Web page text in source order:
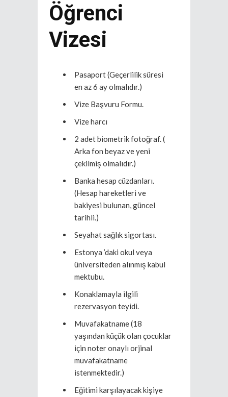
Öğrenci
Vizesi
Pasaport (Geçerlilik süresi
en az 6 ay olmalıdır.)
Vize Başvuru Formu.
Vize harcı
2 adet biometrik fotoğraf. (
Arka fon beyaz ve yeni
çekilmiş olmalıdır.)
Banka hesap cüzdanları.
(Hesap hareketleri ve
bakiyesi bulunan, güncel
tarihli.)
Seyahat sağlık sigortası.
Estonya ’daki okul veya
üniversiteden alınmış kabul
mektubu.
Konaklamayla ilgili
rezervasyon teyidi.
Muvafakatname (18
yaşından küçük olan çocuklar
için noter onaylı orjinal
muvafakatname
istenmektedir.)
Eğitimi karşılayacak kişiye